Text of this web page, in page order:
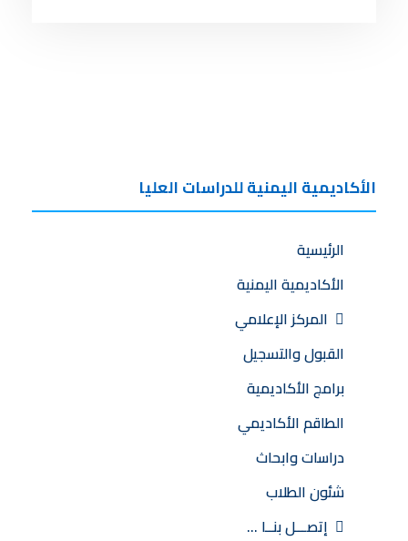
الأكاديمية اليمنية للدراسات العليا
الرئيسية
الأكاديمية اليمنية
المركز الإعلامي
القبول والتسجيل
برامج الأكاديمية
الطاقم الأكاديمي
دراسات وابحاث
شئون الطلاب
إتصـــل بنــا …